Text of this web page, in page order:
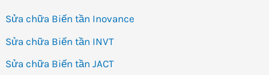
Sửa chữa Biến tần Inovance
Sửa chữa Biến tần INVT
Sửa chữa Biến tần JACT